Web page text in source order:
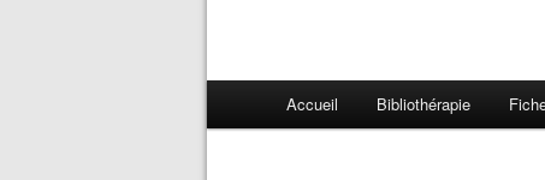
Accueil Bibliothérapie